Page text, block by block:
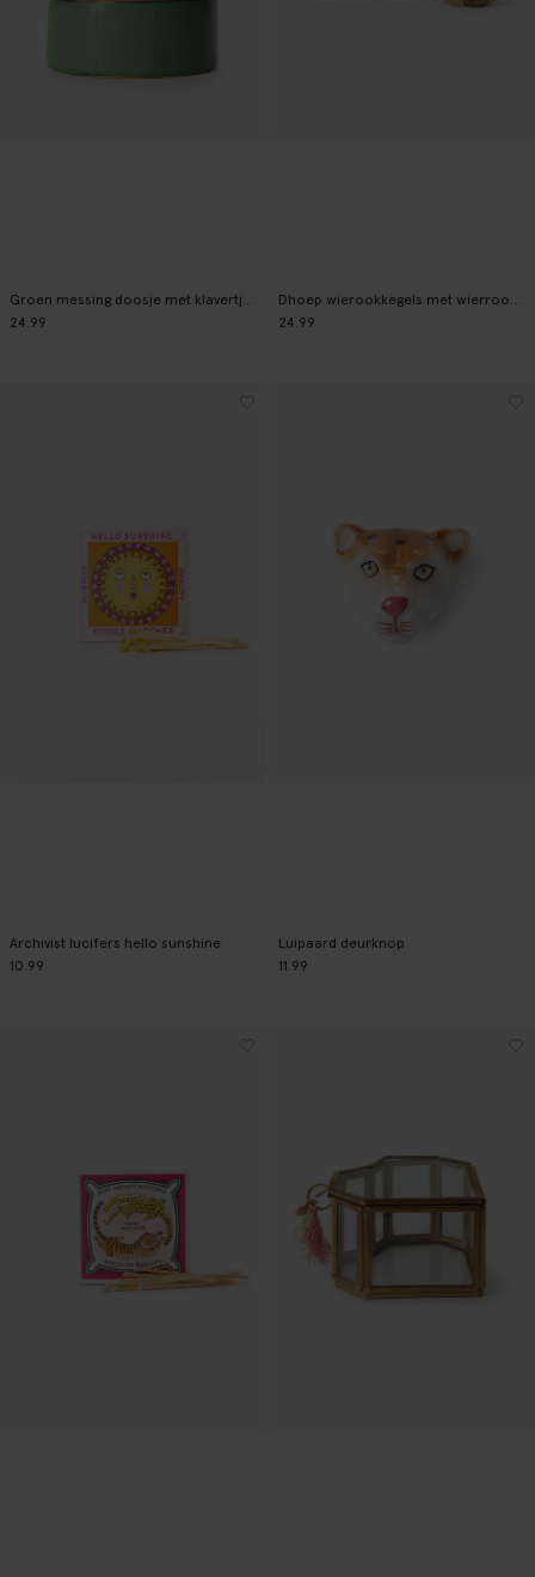
Groen messing doosje met klavertje vier
24.99
Dhoep wierookkegels met wierrookhouder
24.99
Archivist lucifers hello sunshine
10.99
Luipaard deurknop
11.99